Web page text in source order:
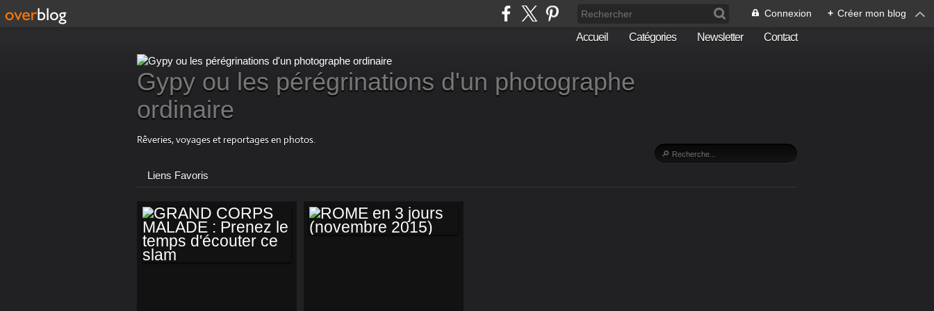
Connexion + Créer mon blog
Accueil Catégories Newsletter Contact
Gypy ou les pérégrinations d'un photographe
ordinaire
Rêveries, voyages et reportages en photos.
Liens Favoris